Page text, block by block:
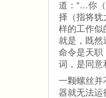
道：”…你
择（指将犹
样的工作似
就是，既
命令是天
词，是同意
一颗螺丝
器就无法运